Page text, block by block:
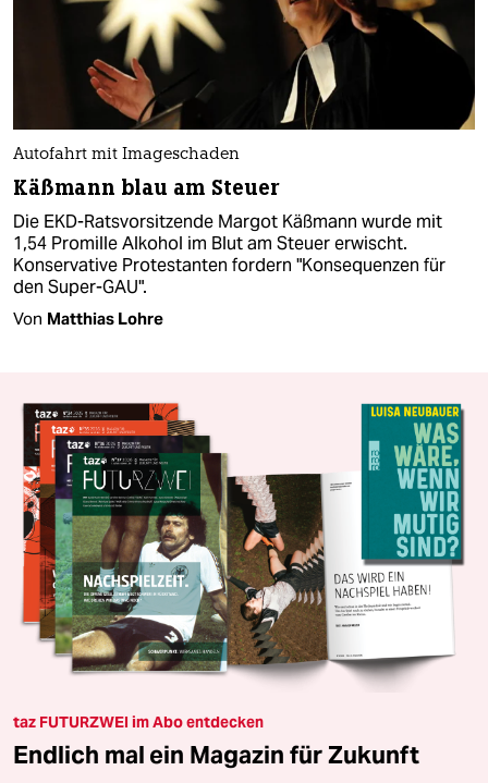
Autofahrt mit Imageschaden
Käßmann blau am Steuer
Die EKD-Ratsvorsitzende Margot Käßmann wurde mit
1,54 Promille Alkohol im Blut am Steuer erwischt.
Konservative Protestanten fordern "Konsequenzen für
den Super-GAU".
Von Matthias Lohre
taz FUTURZWEI im Abo entdecken
Endlich mal ein Magazin für Zukunft